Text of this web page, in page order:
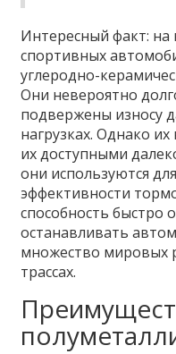
Интересный факт:
спортивных
углеродно-
Они невероятно
подвержены износу
нагрузках. Однако
их доступными
они используются
эффективности
способность быстро
останавливать
множество мировых
трассах.